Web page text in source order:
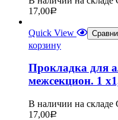
17,00Р
Quick View
корзину
Прокладка для
межсекцион. 1
В наличии на складе
17,00Р